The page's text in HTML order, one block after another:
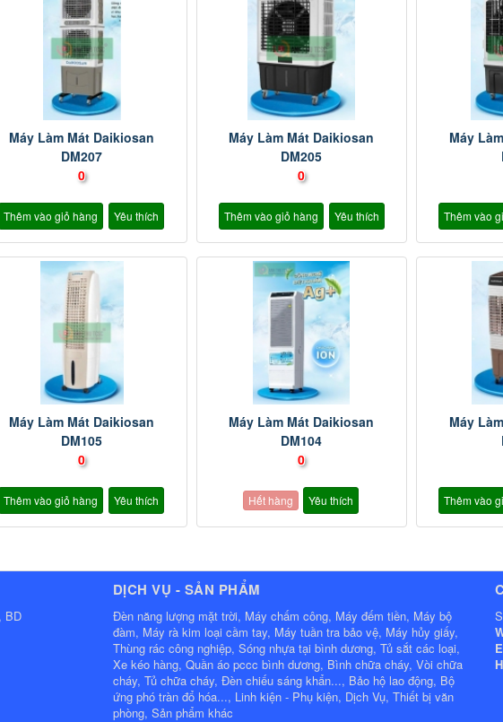
Máy Làm Mát Daikiosan
DM207
0
Thêm vào giỏ hàng Yêu thích
Máy Làm Mát Daikiosan
DM205
0
Thêm vào giỏ hàng Yêu thích
Máy
Thêm vào
Máy Làm Mát Daikiosan
DM105
0
Thêm vào giỏ hàng Yêu thích
Máy Làm Mát Daikiosan
DM104
0
Hết hàng Yêu thích
Máy
Thêm vào
BD
DỊCH VỤ - SẢN PHẨM
Đèn năng lượng mặt trời, Máy chấm công, Máy đếm tiền, Máy bộ
đàm, Máy rà kim loại cầm tay, Máy tuần tra bảo vệ, Máy hủy giấy,
Thùng rác công nghiệp, Sóng nhựa tại bình dương, Tủ sắt các loại,
Xe kéo hàng, Quần áo pccc bình dương, Bình chữa cháy, Vòi chữa
cháy, Tủ chữa cháy, Đèn chiếu sáng khẩn..., Bảo hộ lao động, Bộ
ứng phó tràn đổ hóa..., Linh kiện - Phụ kiện, Dịch Vụ, Thiết bị văn
phòng, Sản phẩm khác